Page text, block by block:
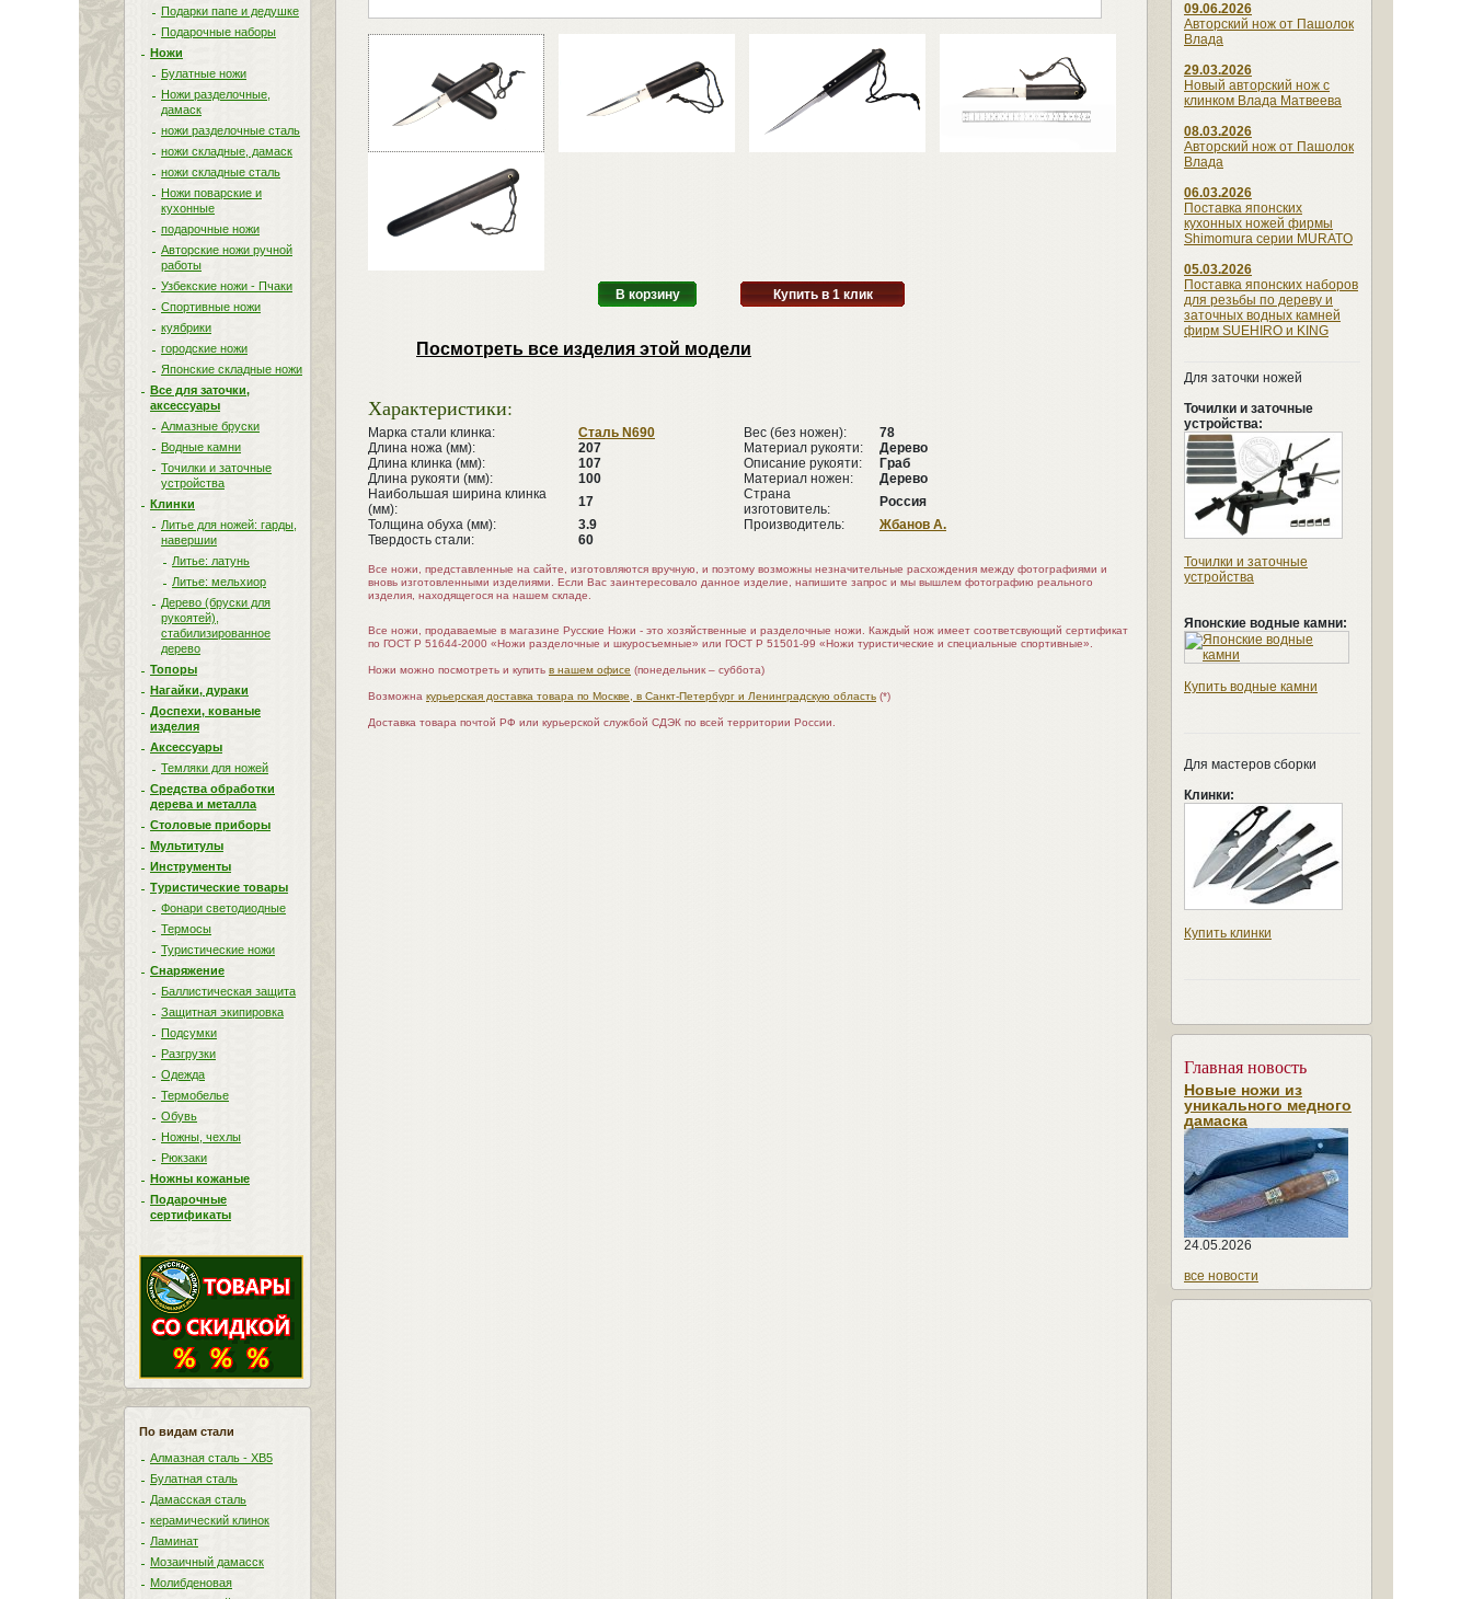
Подарки папе и дедушке
Подарочные наборы
Ножи
Булатные ножи
Ножи разделочные,
дамаск
ножи разделочные сталь
ножи складные, дамаск
ножи складные сталь
Ножи поварские и
кухонные
подарочные ножи
Авторские ножи ручной
работы
Узбекские ножи - Пчаки
Спортивные ножи
куябрики
городские ножи
Японские складные ножи
Все для заточки,
аксессуары
Алмазные бруски
Водные камни
Точилки и заточные
устройства
Клинки
Литье для ножей: гарды,
навершии
Литье: латунь
Литье: мельхиор
Дерево (бруски для
рукоятей),
стабилизированное
дерево
Топоры
Нагайки, дураки
Доспехи, кованые
изделия
Аксессуары
Темляки для ножей
Средства обработки
дерева и металла
Столовые приборы
Мультитулы
Инструменты
Туристические товары
Фонари светодиодные
Термосы
Туристические ножи
Снаряжение
Баллистическая защита
Защитная экипировка
Подсумки
Разгрузки
Одежда
Термобелье
Обувь
Ножны, чехлы
Рюкзаки
Ножны кожаные
Подарочные
сертификаты
По видам стали
Алмазная сталь - ХВ5
Булатная сталь
Дамасская сталь
керамический клинок
Ламинат
Мозаичный дамасск
Молибденовая
В корзину Купить в 1 клик
Посмотреть все изделия этой модели
Характеристики:
Марка стали клинка:
Сталь N690
Длина ножа (мм):
207
Длина клинка (мм):
107
Длина рукояти (мм):
100
Наибольшая ширина клинка
(мм):
17
Толщина обуха (мм):
3.9
Твердость стали:
60
Вес (без ножен):
78
Материал рукояти:
Дерево
Описание рукояти:
Граб
Материал ножен:
Дерево
Страна
изготовитель:
Россия
Производитель:
Жбанов А.
Все ножи, представленные на сайте, изготовляются вручную, и поэтому возможны незначительные расхождения между фотографиями и
вновь изготовленными изделиями. Если Вас заинтересовало данное изделие, напишите запрос и мы вышлем фотографию реального
изделия, находящегося на нашем складе.
Все ножи, продаваемые в магазине Русские Ножи - это хозяйственные и разделочные ножи. Каждый нож имеет соответсвующий сертификат
по ГОСТ Р 51644-2000 «Ножи разделочные и шкуросъемные» или ГОСТ Р 51501-99 «Ножи туристические и специальные спортивные».
Ножи можно посмотреть и купить в нашем офисе (понедельник – суббота)
Возможна курьерская доставка товара по Москве, в Санкт-Петербург и Ленинградскую область (*)
Доставка товара почтой РФ или курьерской службой СДЭК по всей территории России.
09.06.2026
Авторский нож от Пашолок
Влада
29.03.2026
Новый авторский нож с
клинком Влада Матвеева
08.03.2026
Авторский нож от Пашолок
Влада
06.03.2026
Поставка японских
кухонных ножей фирмы
Shimomura серии MURATO
05.03.2026
Поставка японских наборов
для резьбы по дереву и
заточных водных камней
фирм SUEHIRO и KING
Для заточки ножей
Точилки и заточные
устройства:
Точилки и заточные
устройства
Японские водные камни:
Купить водные камни
Для мастеров сборки
Клинки:
Купить клинки
Главная новость
Новые ножи из
уникального медного
дамаска
24.05.2026
все новости